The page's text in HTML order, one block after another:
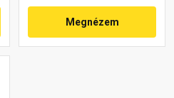
Megnézem